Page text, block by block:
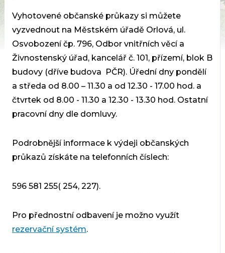
Vyhotovené občanské průkazy si můžete
vyzvednout na Městském úřadě Orlová, ul.
Osvobození čp. 796, Odbor vnitřních věcí a
Živnostenský úřad, kancelář č. 101, přízemí, blok B
budovy (dříve budova PČR). Úřední dny pondělí
a středa od 8.00 – 11.30 a od 12.30 - 17.00 hod. a
čtvrtek od 8.00 - 11.30 a 12.30 - 13.30 hod. Ostatní
pracovní dny dle domluvy.
Podrobnější informace k výdeji občanských
průkazů získáte na telefonních číslech:
596 581 255( 254, 227).
Pro přednostní odbavení je možno využít
rezervační systém.